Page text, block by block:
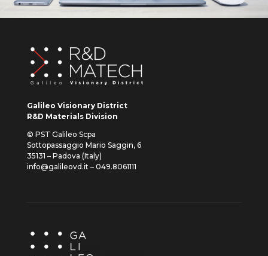
Galileo Visionary District
R&D Materials Division
© PST Galileo Scpa
Sottopassaggio Mario Saggin, 6
35131 – Padova (Italy)
info@galileovd.it – 049.8061111